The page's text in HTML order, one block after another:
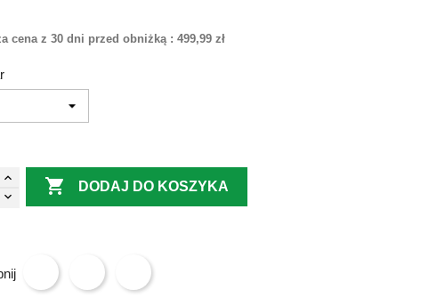
cena z 30 dni przed obniżką : 499,99 zł
 DODAJ DO KOSZYKA